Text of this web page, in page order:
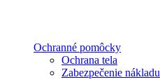
Ochranné pomôcky
Ochrana tela
Zabezpečenie nákladu